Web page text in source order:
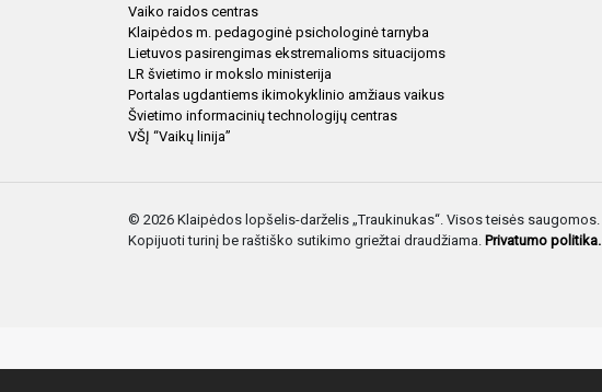
Vaiko raidos centras
Klaipėdos m. pedagoginė psichologinė tarnyba
Lietuvos pasirengimas ekstremalioms situacijoms
LR švietimo ir mokslo ministerija
Portalas ugdantiems ikimokyklinio amžiaus vaikus
Švietimo informacinių technologijų centras
VŠĮ “Vaikų linija”
© 2026 Klaipėdos lopšelis-darželis „Traukinukas“. Visos teisės saugomos.
Kopijuoti turinį be raštiško sutikimo griežtai draudžiama. Privatumo politika.